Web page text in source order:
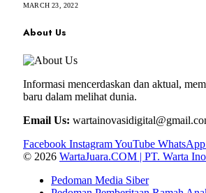
MARCH 23, 2022
About Us
Informasi mencerdaskan dan aktual,
baru dalam melihat dunia.
Email Us:
Facebook InstagramYouTube WhatsApp
© 2026 WartaJuara.COM | PT. Warta
Pedoman Media Siber